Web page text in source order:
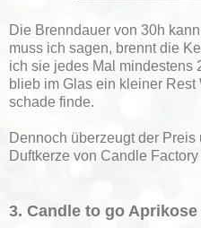
Die Brenndauer von 30h
muss ich sagen, brennt die
ich sie jedes Mal mindestens
blieb im Glas ein kleiner
schade finde.
Dennoch überzeugt der
Duftkerze von Candle
3. Candle to go